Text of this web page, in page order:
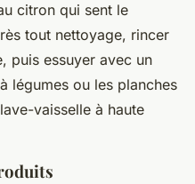
citron qui sent le
tout nettoyage, rincer
puis essuyer avec un
légumes ou les planches
vaisselle à haute